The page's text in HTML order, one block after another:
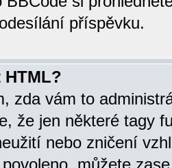
příspěvku.
zda vám to
že jen některé tagy
nebo zničení
můžete